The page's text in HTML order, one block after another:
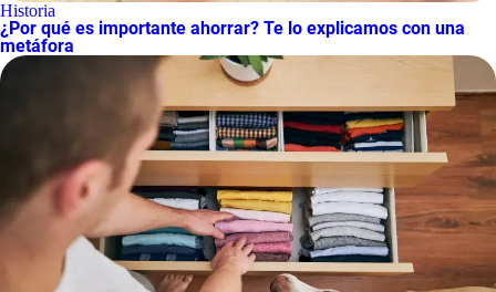
Historia
¿Por qué es importante ahorrar? Te lo explicamos con una
metáfora